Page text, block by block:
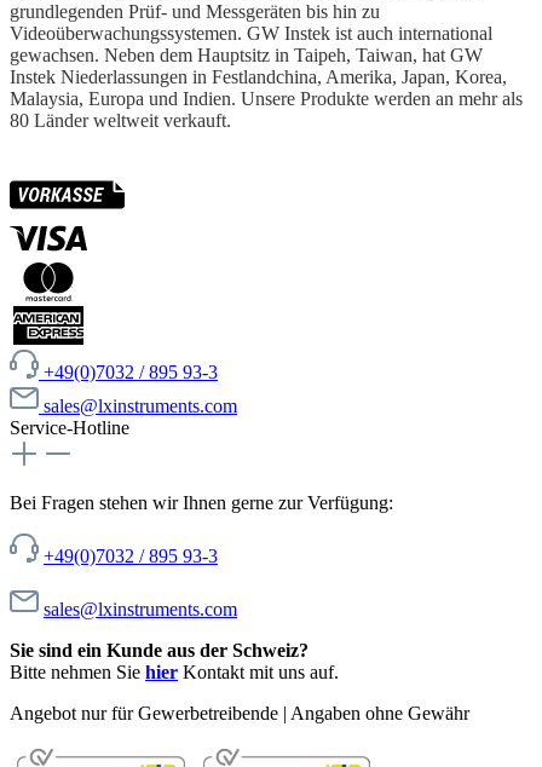
grundlegenden Prüf- und Messgeräten bis hin zu
Videoüberwachungssystemen. GW Instek ist auch international
gewachsen. Neben dem Hauptsitz in Taipeh, Taiwan, hat GW
Instek Niederlassungen in Festlandchina, Amerika, Japan, Korea,
Malaysia, Europa und Indien. Unsere Produkte werden an mehr als
80 Länder weltweit verkauft.
+49(0)7032 / 895 93-3
sales@lxinstruments.com
Service-Hotline
Bei Fragen stehen wir Ihnen gerne zur Verfügung:
+49(0)7032 / 895 93-3
sales@lxinstruments.com
Sie sind ein Kunde aus der Schweiz?
Bitte nehmen Sie hier Kontakt mit uns auf.
Angebot nur für Gewerbetreibende | Angaben ohne Gewähr